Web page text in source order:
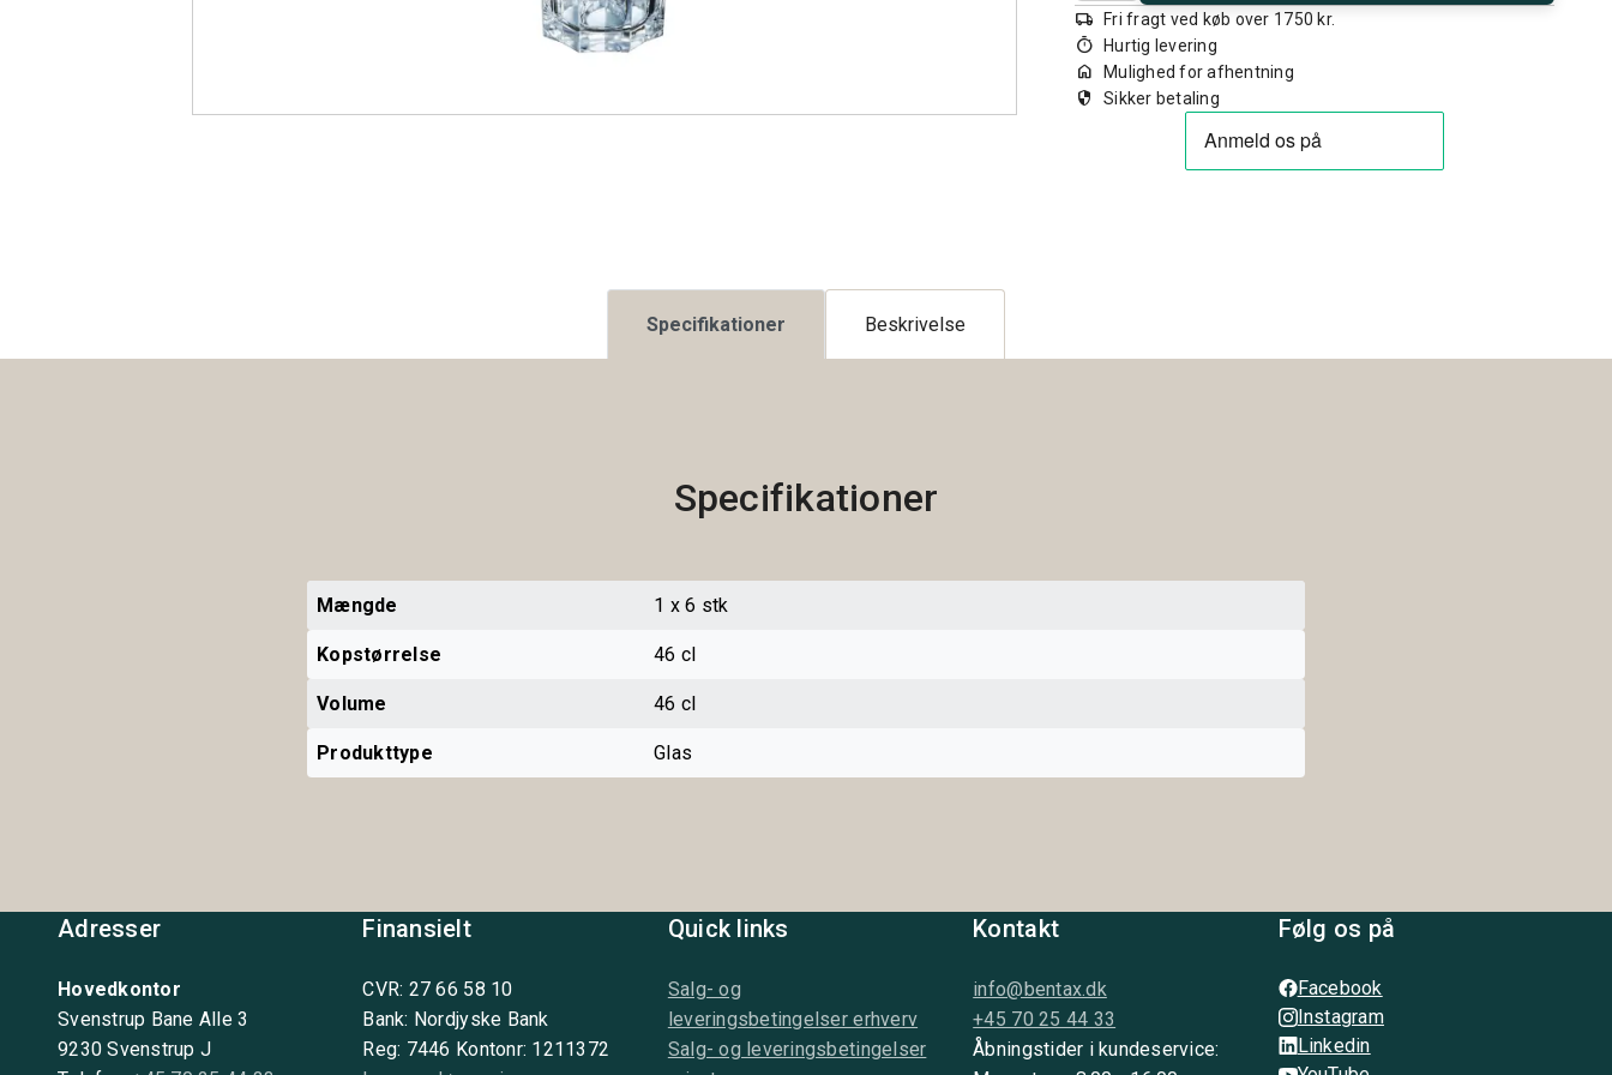
local_shipping Fri fragt ved køb over 1750 kr.
timer Hurtig levering
home Mulighed for afhentning
security Sikker betaling
Specifikationer Beskrivelse
Specifikationer
Mængde 1 x 6 stk
Kopstørrelse 46 cl
Volume 46 cl
Produkttype Glas
Adresser
Hovedkontor
Svenstrup Bane Alle 3
9230 Svenstrup J
Finansielt
CVR: 27 66 58 10
Bank: Nordjyske Bank
Reg: 7446 Kontonr: 1211372
Quick links
Salg- og
leveringsbetingelser erhverv
Salg- og leveringsbetingelser
Kontakt
info@bentax.dk
+45 70 25 44 33
Åbningstider i kundeservice:
Følg os på
Facebook
Instagram
Linkedin